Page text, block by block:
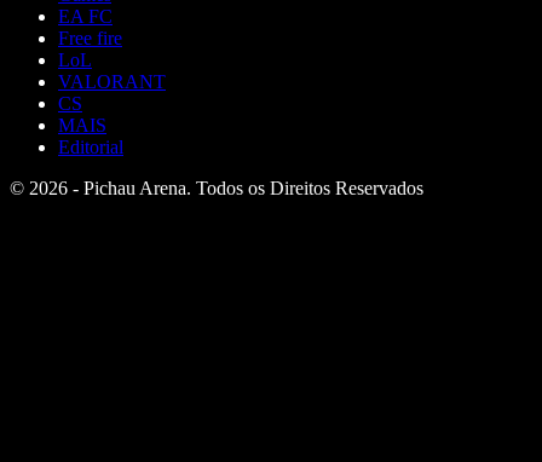
EA FC
Free fire
LoL
VALORANT
CS
MAIS
Editorial
© 2026 - Pichau Arena. Todos os Direitos Reservados